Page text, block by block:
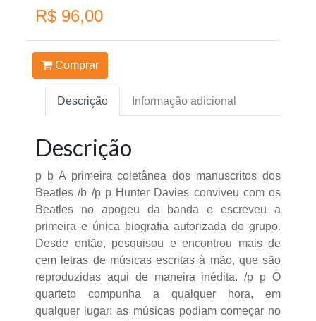
R$ 96,00
Comprar
Descrição Informação adicional
Descrição
p b A primeira coletânea dos manuscritos dos
Beatles /b /p p Hunter Davies conviveu com os
Beatles no apogeu da banda e escreveu a
primeira e única biografia autorizada do grupo.
Desde então, pesquisou e encontrou mais de
cem letras de músicas escritas à mão, que são
reproduzidas aqui de maneira inédita. /p p O
quarteto compunha a qualquer hora, em
qualquer lugar: as músicas podiam começar no